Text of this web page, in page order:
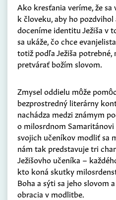
Ako kresťania veríme, že sa
k človeku, aby ho
doceníme identitu Ježiša v
sa ukáže, čo chce
totiž podľa Ježiša potrebné,
pretvárať božím slovom.
Zmysel oddielu môže
bezprostredný literárny
nachádza medzi známym
o milosrdnom Samaritánovi
svojich učeníkov modliť sa
nám tak predstavuje tri
Ježišovho učeníka –
kto koná skutky
Boha a sýti sa jeho slovom
obracia v modlitbe.